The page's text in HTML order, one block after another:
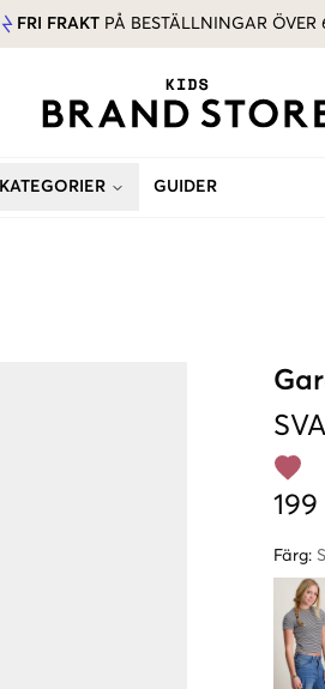
FRI FRAKT PÅ BESTÄLLNINGAR ÖVER
KATEGORIER GUIDER
Färg: